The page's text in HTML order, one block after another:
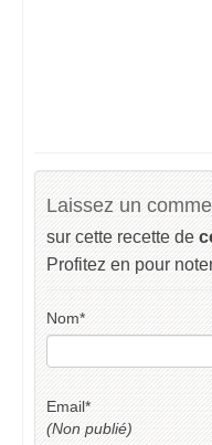
Laissez un
sur cette recette de
Profitez en pour
Nom*
Email*
(Non publié)